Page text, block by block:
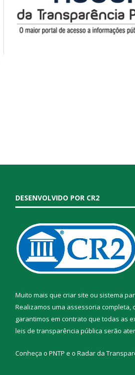
DESENVOLVIDO POR CR2
Muito mais que criar site ou sistema
Realizamos uma assessoria completa,
garantimos em contrato que todas as
leis de transparência pública serão
Conheça o PNTP e o Radar da